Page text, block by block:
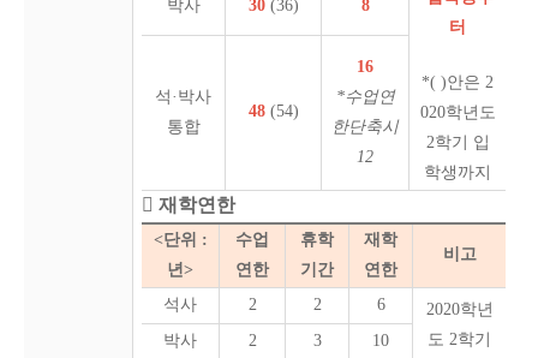
터
*( )안은 2
020학년도
2학기 입
학생까지
박사 30 (36) 8
석·박사
통합
48 (54)
16
*수업연
한단축시
12
 재학연한
<단위 :
년>
수업
연한
휴학
기간
재학
연한
비고
석사 2 2 6
2020학년
도 2학기
박사 2 3
10